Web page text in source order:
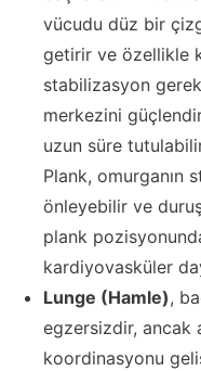
vücudu düz bir
getirir ve özellikle
stabilizasyon
merkezini
uzun süre
Plank, omurganın
önleyebilir ve
plank
kardiyovasküler
Lunge (Hamle),
egzersizdir, ancak
koordinasyonu